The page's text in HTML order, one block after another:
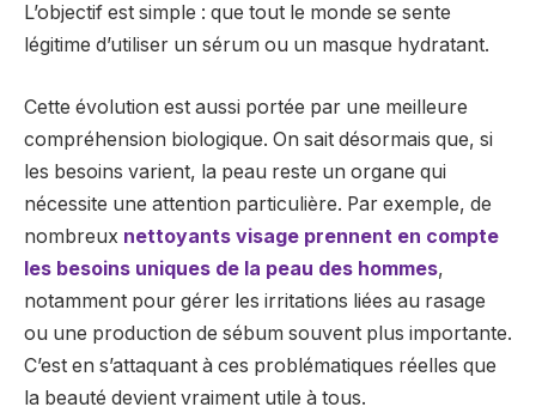
L’objectif est simple : que tout le monde se sente
légitime d’utiliser un sérum ou un masque hydratant.
Cette évolution est aussi portée par une meilleure
compréhension biologique. On sait désormais que, si
les besoins varient, la peau reste un organe qui
nécessite une attention particulière. Par exemple, de
nombreux nettoyants visage prennent en compte
les besoins uniques de la peau des hommes,
notamment pour gérer les irritations liées au rasage
ou une production de sébum souvent plus importante.
C’est en s’attaquant à ces problématiques réelles que
la beauté devient vraiment utile à tous.